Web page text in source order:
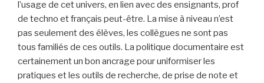
l’usage de cet univers, en lien avec des ensignants, prof
de techno et français peut-être. La mise à niveau n’est
pas seulement des élèves, les collègues ne sont pas
tous familiés de ces outils. La politique documentaire est
certainement un bon ancrage pour uniformiser les
pratiques et les outils de recherche, de prise de note et